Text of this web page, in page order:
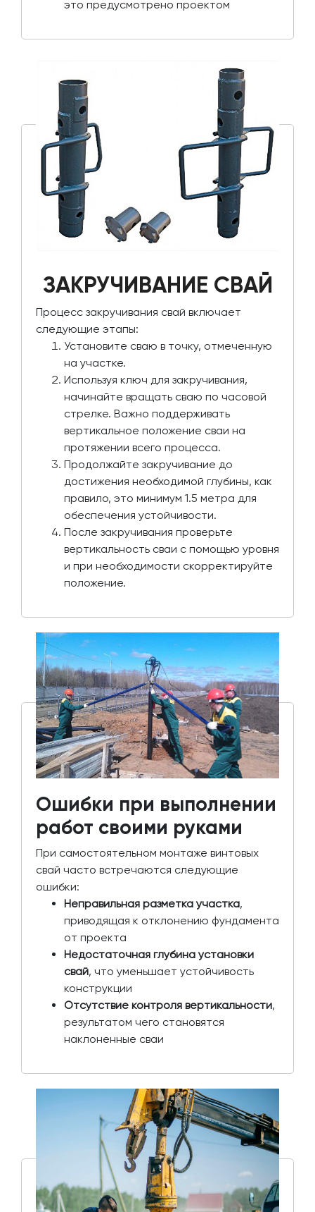
это предусмотрено проектом
ЗАКРУЧИВАНИЕ СВАЙ
Процесс закручивания свай включает
следующие этапы:
Установите сваю в точку, отмеченную
на участке.
Используя ключ для закручивания,
начинайте вращать сваю по часовой
стрелке. Важно поддерживать
вертикальное положение сваи на
протяжении всего процесса.
Продолжайте закручивание до
достижения необходимой глубины, как
правило, это минимум 1.5 метра для
обеспечения устойчивости.
После закручивания проверьте
вертикальность сваи с помощью уровня
и при необходимости скорректируйте
положение.
Ошибки при выполнении
работ своими руками
При самостоятельном монтаже винтовых
свай часто встречаются следующие
ошибки:
Неправильная разметка участка,
приводящая к отклонению фундамента
от проекта
Недостаточная глубина установки
свай, что уменьшает устойчивость
конструкции
Отсутствие контроля вертикальности,
результатом чего становятся
наклоненные сваи